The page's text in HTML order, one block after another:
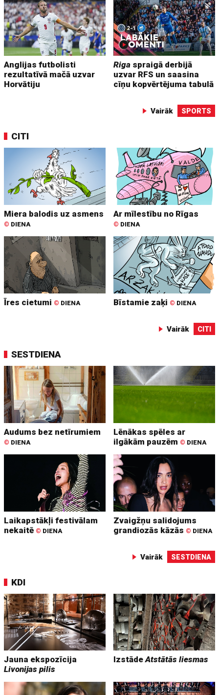
Anglijas futbolisti
rezultatīvā mačā uzvar
Horvātiju
Riga spraigā derbijā
uzvar RFS un saasina
cīņu kopvērtējuma tabulā
Vairāk SPORTS
CITI
Miera balodis uz asmens
© DIENA
Ar mīlestību no Rīgas
© DIENA
Īres cietumi © DIENA Bīstamie zaķi © DIENA
Vairāk CITI
SESTDIENA
Audums bez netīrumiem
© DIENA
Lēnākas spēles ar
ilgākām pauzēm © DIENA
Laikapstākļi festivālam
nekaitē © DIENA
Zvaigžņu salidojums
grandiozās kāzās © DIENA
Vairāk SESTDIENA
KDI
Jauna ekspozīcija
Livonijas pilis
IzstādeAtstātās liesmas